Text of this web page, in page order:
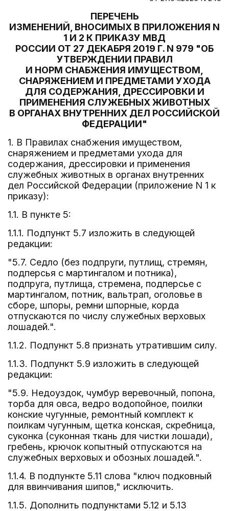
ПЕРЕЧЕНЬ
ИЗМЕНЕНИЙ, ВНОСИМЫХ В ПРИЛОЖЕНИЯ N
1 И 2 К ПРИКАЗУ МВД
РОССИИ ОТ 27 ДЕКАБРЯ 2019 Г. N 979 "ОБ
УТВЕРЖДЕНИИ ПРАВИЛ
И НОРМ СНАБЖЕНИЯ ИМУЩЕСТВОМ,
СНАРЯЖЕНИЕМ И ПРЕДМЕТАМИ УХОДА
ДЛЯ СОДЕРЖАНИЯ, ДРЕССИРОВКИ И
ПРИМЕНЕНИЯ СЛУЖЕБНЫХ ЖИВОТНЫХ
В ОРГАНАХ ВНУТРЕННИХ ДЕЛ РОССИЙСКОЙ
ФЕДЕРАЦИИ"
1. В Правилах снабжения имуществом,
снаряжением и предметами ухода для
содержания, дрессировки и применения
служебных животных в органах внутренних
дел Российской Федерации (приложение N 1 к
приказу):
1.1. В пункте 5:
1.1.1. Подпункт 5.7 изложить в следующей
редакции:
"5.7. Седло (без подпруги, путлищ, стремян,
подперсья с мартингалом и потника),
подпруга, путлища, стремена, подперсье с
мартингалом, потник, вальтрап, оголовье в
сборе, шпоры, ремни шпорные, корда
отпускаются по числу служебных верховых
лошадей.".
1.1.2. Подпункт 5.8 признать утратившим силу.
1.1.3. Подпункт 5.9 изложить в следующей
редакции:
"5.9. Недоуздок, чумбур веревочный, попона,
торба для овса, ведро водопойное, поилки
конские чугунные, ремонтный комплект к
поилкам чугунным, щетка конская, скребница,
суконка (суконная ткань для чистки лошади),
гребень, крючок копытный отпускаются на
служебных верховых и обозных лошадей.".
1.1.4. В подпункте 5.11 слова "ключ подковный
для ввинчивания шипов," исключить.
1.1.5. Дополнить подпунктами 5.12 и 5.13